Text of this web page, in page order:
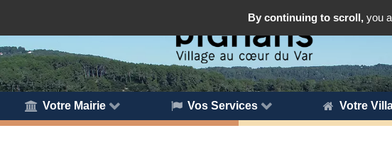
Votre Mairie Vos Services Votre
By continuing to scroll, you